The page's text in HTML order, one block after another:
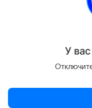
Городская
У